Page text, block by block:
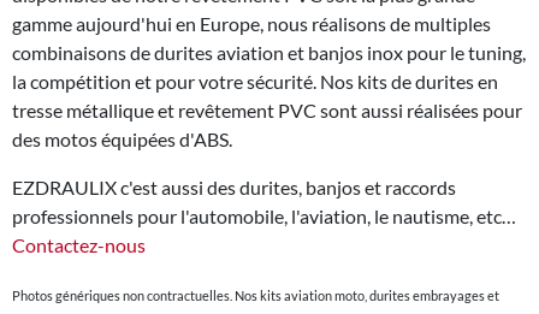
gamme aujourd'hui en Europe, nous réalisons de multiples
combinaisons de durites aviation et banjos inox pour le tuning,
la compétition et pour votre sécurité. Nos kits de durites en
tresse métallique et revêtement PVC sont aussi réalisées pour
des motos équipées d'ABS.
EZDRAULIX c'est aussi des durites, banjos et raccords
professionnels pour l'automobile, l'aviation, le nautisme, etc…
Contactez-nous
Photos génériques non contractuelles. Nos kits aviation moto, durites embrayages et